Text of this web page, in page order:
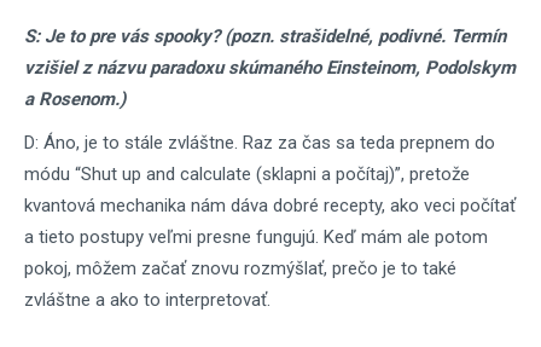
S: Je to pre vás spooky? (pozn. strašidelné, podivné. Termín
vzišiel z názvu paradoxu skúmaného Einsteinom, Podolskym
a Rosenom.)
D: Áno, je to stále zvláštne. Raz za čas sa teda prepnem do
módu “Shut up and calculate (sklapni a počítaj)”, pretože
kvantová mechanika nám dáva dobré recepty, ako veci počítať
a tieto postupy veľmi presne fungujú. Keď mám ale potom
pokoj, môžem začať znovu rozmýšlať, prečo je to také
zvláštne a ako to interpretovať.